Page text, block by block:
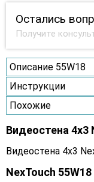
Остались
Получите
Описание 55W18
Инструкции
Похожие
Видеостена 4x3
Видеостена 4x3
NexTouch